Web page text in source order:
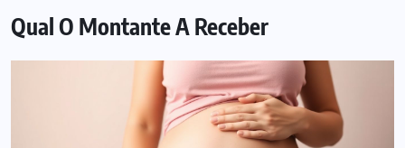
Qual O Montante A Receber